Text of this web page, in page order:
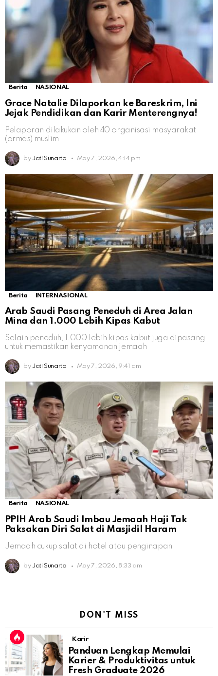
Berita NASIONAL
Grace Natalie Dilaporkan ke Bareskrim, Ini
Jejak Pendidikan dan Karir Menterengnya!
Pelaporan dilakukan oleh 40 organisasi masyarakat
(ormas) muslim
by Jati Sunarto May 7, 2026, 4:14 pm
Berita INTERNASIONAL
Arab Saudi Pasang Peneduh di Area Jalan
Mina dan 1.000 Lebih Kipas Kabut
Selain peneduh, 1.000 lebih kipas kabut juga dipasang
untuk memastikan kenyamanan jemaah
by Jati Sunarto May 7, 2026, 9:41 am
Berita NASIONAL
PPIH Arab Saudi Imbau Jemaah Haji Tak
Paksakan Diri Salat di Masjidil Haram
Jemaah cukup salat di hotel atau penginapan
by Jati Sunarto May 7, 2026, 8:33 am
DON'T MISS
Karir
Panduan Lengkap Memulai
Karier & Produktivitas untuk
Fresh Graduate 2026